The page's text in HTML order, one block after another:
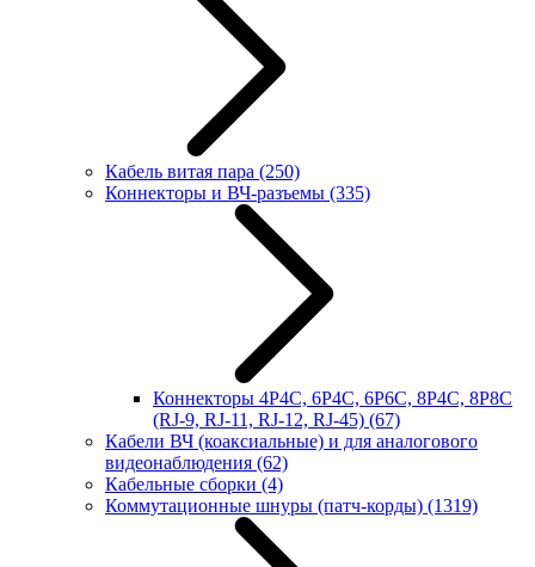
Кабель витая пара (250)
Коннекторы и ВЧ-разъемы (335)
Коннекторы 4P4C, 6P4C, 6P6C, 8P4C, 8P8C
(RJ-9, RJ-11, RJ-12, RJ-45) (67)
Кабели ВЧ (коаксиальные) и для аналогового
видеонаблюдения (62)
Кабельные сборки (4)
Коммутационные шнуры (патч-корды) (1319)